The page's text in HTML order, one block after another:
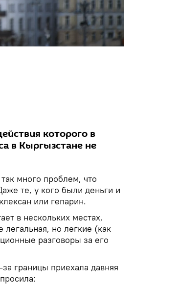
которого в
в Кыргызстане не
много проблем, что
те, у кого были деньги и
или гепарин.
в нескольких местах,
легальная, но легкие (как
разговоры за его
границы приехала давняя